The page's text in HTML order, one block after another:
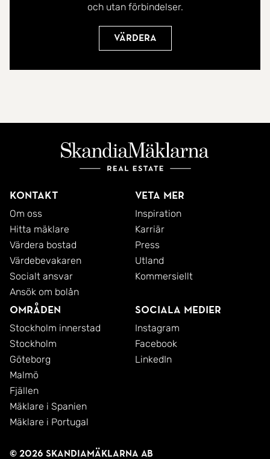
och utan förbindelser.
Värdera
Kontakt
Om oss
Hitta mäklare
Värdera bostad
Värdebevakaren
Socialt ansvar
Ansök om bolån
Veta mer
Inspiration
Karriär
Press
Utland
Kommersiellt
Områden
Stockholm innerstad
Stockholm
Göteborg
Malmö
Fjällen
Mäklare i Spanien
Mäklare i Portugal
Sociala medier
Instagram
Facebook
LinkedIn
© 2026 SkandiaMäklarna AB